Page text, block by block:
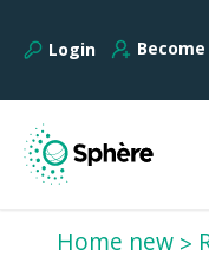
Login
Home new